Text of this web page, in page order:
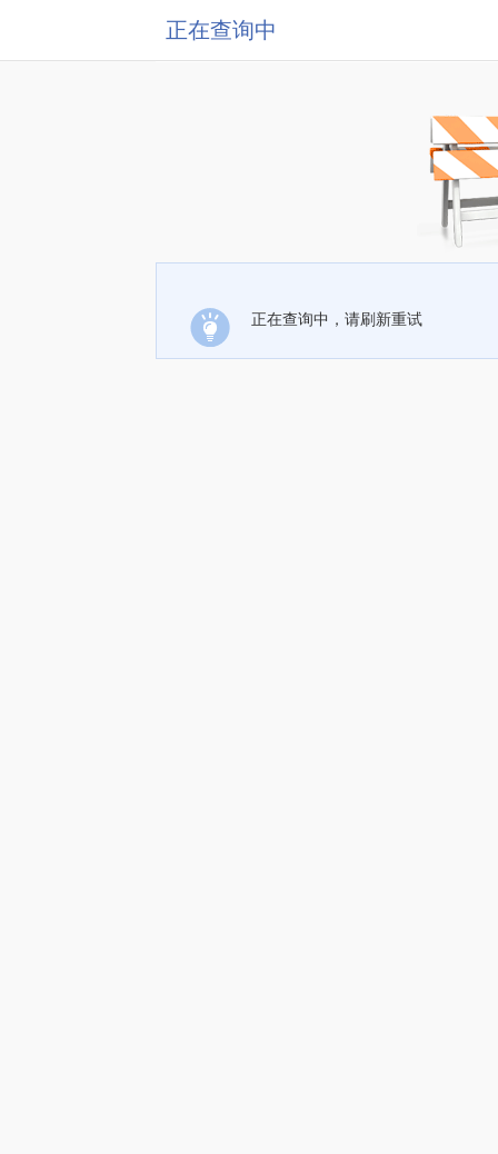
正在查询中
正在查询中，请刷新重试